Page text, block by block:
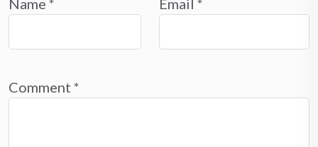
Name * Email *
Comment *